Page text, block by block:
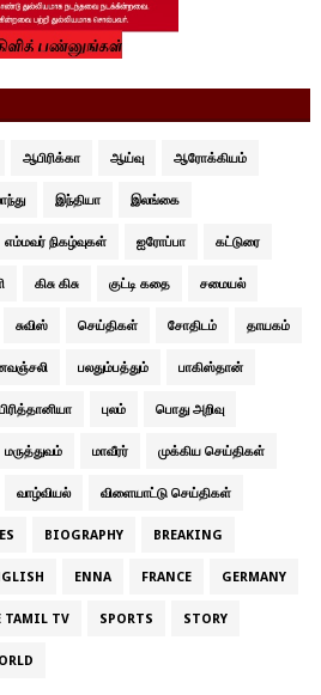
ஆபிரிக்கா ஆய்வு ஆரோக்கியம்
இந்தியா இலங்கை
எம்மவர் நிகழ்வுகள் ஐரோப்பா கட்டுரை
கிசு கிசு குட்டி கதை சமையல்
சுவிஸ் செய்திகள் சோதிடம் தாயகம்
பலதும்பத்தும் பாகிஸ்தான்
பிரித்தானியா புலம் பொது அறிவு
மருத்துவம் மாவீரர் முக்கிய செய்திகள்
வாழ்வியல் விளையாட்டு செய்திகள்
BIOGRAPHY BREAKING
ENNA FRANCE GERMANY
TAMIL TV SPORTS STORY